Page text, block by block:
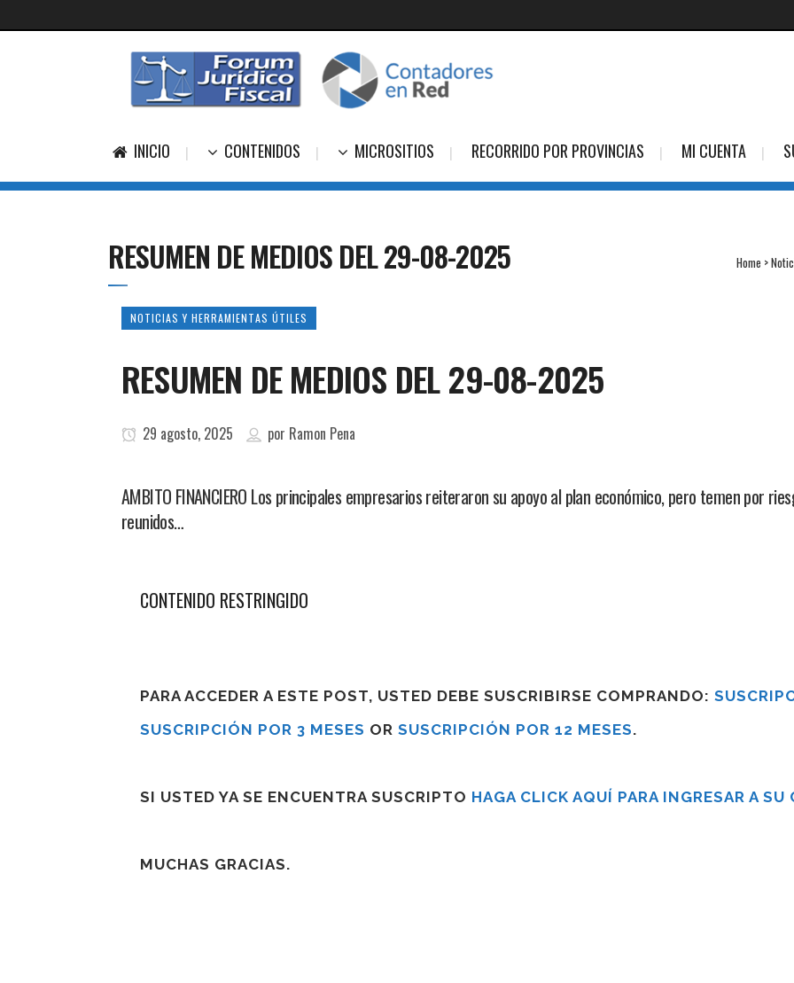
INICIO CONTENIDOS MICROSITIOS RECORRIDO POR PROVINCIAS MI CUENTA
RESUMEN DE MEDIOS DEL 29-08-2025 Home >
NOTICIAS Y HERRAMIENTAS ÚTILES
RESUMEN DE MEDIOS DEL 29-08-2025
29 agosto, 2025 por Ramon Pena
AMBITO FINANCIERO Los principales empresarios reiteraron su apoyo al plan económico, pero temen por
reunidos…
CONTENIDO RESTRINGIDO
PARA ACCEDER A ESTE POST, USTED DEBE SUSCRIBIRSE COMPRANDO:
SUSCRIPCIÓN POR 3 MESES OR SUSCRIPCIÓN POR 12 MESES.
SI USTED YA SE ENCUENTRA SUSCRIPTO HAGA CLICK AQUÍ PARA INGRESAR A SU
MUCHAS GRACIAS.